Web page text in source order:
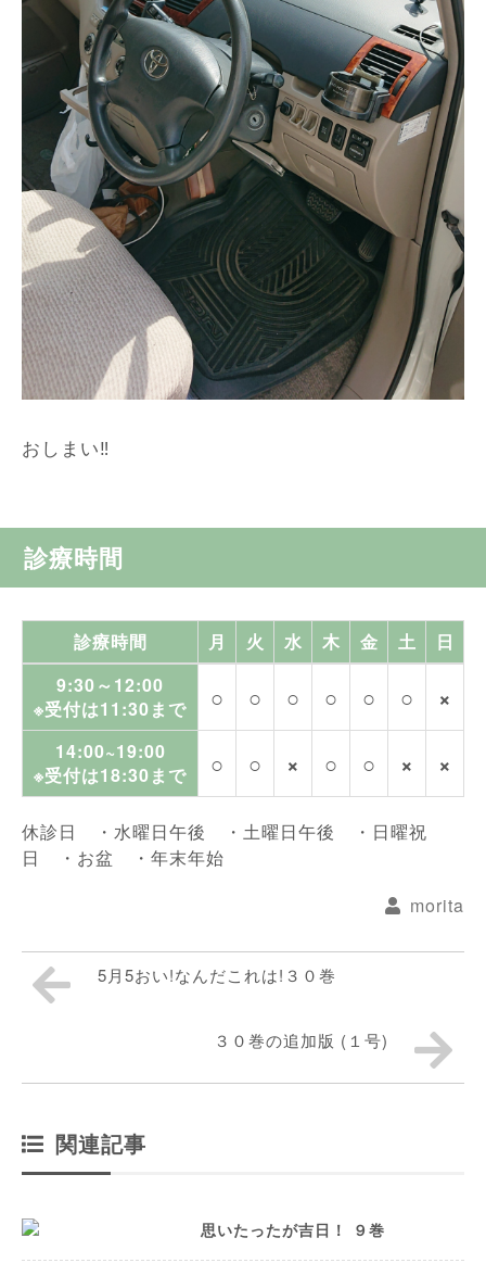
おしまい‼️
診療時間
診療時間 月 火 水 木 金 土
日
9:30～12:00
※受付は11:30まで
○ ○ ○ ○ ○ ○ ×
14:00~19:00
※受付は18:30まで
○ ○ × ○ ○ × ×
休診日 ・水曜日午後 ・土曜日午後 ・日曜祝
日 ・お盆 ・年末年始
morita
5月5おい!なんだこれは!３０巻
３０巻の追加版 (１号)
関連記事
思いたったが吉日！ ９巻